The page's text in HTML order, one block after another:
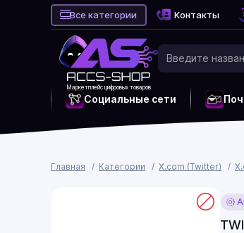
Все категории Контакты
Маркетплейс цифровых товаров
Социальные сети
Главная Категории X.com (Twitter)